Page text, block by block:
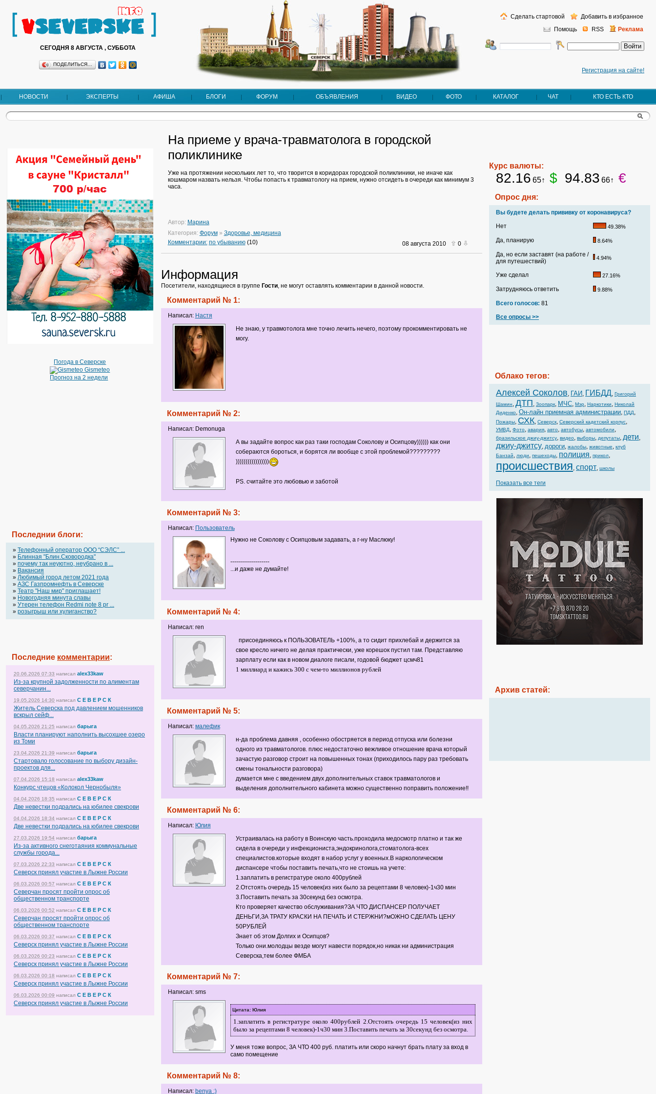
СЕГОДНЯ 8 АВГУСТА , СУББОТА
ПОДЕЛИТЬСЯ…
Регистрация на сайте!
Помощь RSS Реклама
Сделать стартовой Добавить в избранное
НОВОСТИ ЭКСПЕРТЫ АФИША БЛОГИ ФОРУМ ОБЪЯВЛЕНИЯ ВИДЕО ФОТО КАТАЛОГ ЧАТ КТО ЕСТЬ КТО
Погода в Северске
Gismeteo
Прогноз на 2 недели
Последнии блоги:
» Телефонный оператор OOO “СЭЛС” ...
» Блинная "Блин.Сковородка"
» почему так неуютно, неубрано в ...
» Вакансия
» Любимый город летом 2021 года
» АЗС Газпромнефть в Северске
» Театр "Наш мир" приглашает!
» Новогодняя минута славы
» Утерен телефон Redmi note 8 pr ...
» розыгрыш или хулиганство?
Последние комментарии:
20.06.2026 07:33 написал alex33kaw
Из-за крупной задолженности по алиментам
северчанин...
19.05.2026 14:30 написал С Е В Е Р С К
Житель Северска под давлением мошенников
вскрыл сейф...
04.05.2026 21:25 написал барыга
Власти планируют наполнить высохшее озеро
из Томи
23.04.2026 21:39 написал барыга
Стартовало голосование по выбору дизайн-
проектов для...
07.04.2026 15:18 написал alex33kaw
Конкурс чтецов «Колокол Чернобыля»
04.04.2026 18:35 написал С Е В Е Р С К
Две невестки подрались на юбилее свекрови
04.04.2026 18:34 написал С Е В Е Р С К
Две невестки подрались на юбилее свекрови
27.03.2026 19:54 написал барыга
Из-за активного снеготаяния коммунальные
службы города...
07.03.2026 22:33 написал С Е В Е Р С К
Северск принял участие в Лыжне России
06.03.2026 00:57 написал С Е В Е Р С К
Северчан просят пройти опрос об
общественном транспорте
06.03.2026 00:52 написал С Е В Е Р С К
Северчан просят пройти опрос об
общественном транспорте
06.03.2026 00:37 написал С Е В Е Р С К
Северск принял участие в Лыжне России
06.03.2026 00:23 написал С Е В Е Р С К
Северск принял участие в Лыжне России
06.03.2026 00:18 написал С Е В Е Р С К
Северск принял участие в Лыжне России
06.03.2026 00:09 написал С Е В Е Р С К
Северск принял участие в Лыжне России
На приеме у врача-травматолога в городской
поликлинике
Уже на протяжении нескольких лет то, что творится в коридорах городской поликлиники, не иначе как
кошмаром назвать нельзя. Чтобы попасть к травматологу на прием, нужно отсидеть в очереди как минимум 3
часа.
Автор: Марина
Категория: Форум» Здоровье, медицина
Комментарии: по убыванию(10) 08 августа 2010 0
Информация
Посетители, находящиеся в группе Гости, не могут оставлять комментарии в данной новости.
Комментарий № 1:
Написал: Настя
Не знаю, у травмотолога мне точно лечить нечего, поэтому прокомментировать не
могу.
Комментарий № 2:
Написал: Demonuga
А вы задайте вопрос как раз таки господам Соколову и Осипцову)))))) как они
собераются бороться, и борятся ли вообще с этой проблемой?????????
)))))))))))))))))
PS. считайте это любовью и заботой
Комментарий № 3:
Написал: Пользователь
Нужно не Соколову с Осипцовым задавать, а г-ну Маслюку!
--------------------
...и даже не думайте!
Комментарий № 4:
Написал: ren
присоединяюсь к ПОЛЬЗОВАТЕЛЬ +100%, а то сидит прихлебай и держится за
свое кресло ничего не делая практически, уже корешок пустил там. Представляю
зарплату если как в новом диалоге писали, годовой бюджет цсмч81
1 миллиард и кажись 300 с чем-то миллионов рублей
Комментарий № 5:
Написал: малефик
н-да проблема давняя , особенно обостряется в период отпуска или болезни
одного из травматологов. плюс недостаточно вежливое отношение врача который
зачастую разговор строит на повышенных тонах (приходилось пару раз требовать
смены тональности разговора)
думается мне с введением двух дополнительных ставок травматологов и
выделения дополнительного кабинета можно существенно поправить положение!!
Комментарий № 6:
Написал: Юлия
Устраивалась на работу в Воинскую часть.проходила медосмотр платно и так же
сидела в очереди у инфекциониста,эндокринолога,стоматолога-всех
специалистов.которые входят в набор услуг у военных.В наркологическом
диспансере чтобы поставить печать,что не стоишь на учете:
1.заплатить в регистратуре около 400рублей
2.Отстоять очередь 15 человек(из них было за рецептами 8 человек)-1ч30 мин
3.Поставить печать за 30секунд без осмотра.
Кто проверяет качество обслуживания?ЗА ЧТО ДИСПАНСЕР ПОЛУЧАЕТ
ДЕНЬГИ,ЗА ТРАТУ КРАСКИ НА ПЕЧАТЬ И СТЕРЖНИ?мОЖНО СДЕЛАТЬ ЦЕНУ
50РУБЛЕЙ
Знает об этом Долгих и Осипцов?
Только они.молодцы везде могут навести порядок,но никак ни администрация
Северска,тем более ФМБА
Комментарий № 7:
Написал: sms
Цитата: Юлия
1.заплатить в регистратуре около 400рублей 2.Отстоять очередь 15 человек(из них
было за рецептами 8 человек)-1ч30 мин 3.Поставить печать за 30секунд без осмотра.
У меня тоже вопрос, ЗА ЧТО 400 руб. платить или скоро начнут брать плату за вход в
само помещение
Комментарий № 8:
Написал: benya :)
Курс валюты:
82.16 65↑ $ 94.83 66↑ €
Опрос дня:
Вы будете делать прививку от коронавируса?
Нет
49.38%
Да, планирую 8.64%
Да, но если заставят (на работе /
для путешествий)
4.94%
Уже сделал 27.16%
Затрудняюсь ответить 9.88%
Всего голосов: 81
Все опросы >>
Облако тегов:
Алексей Соколов, ГАИ, ГИБДД, Григорий
Шамин, ДТП, Зоопарк, МЧС, Мэр, Наркотики, Николай
Диденко, Он-лайн приемная администрации, ПДД,
Пожары, СХК, Северск, Северский кадетский корпус,
УМВД, Фото, авария, авто, автобусы, автомобили,
бразильское джиу-джитсу, видео, выборы, депутаты, дети,
джиу-джитсу, дороги, жалобы, животные, клуб
Банзай, люди, пешеходы, полиция, прикол,
происшествия, спорт, школы
Показать все теги
Архив статей: